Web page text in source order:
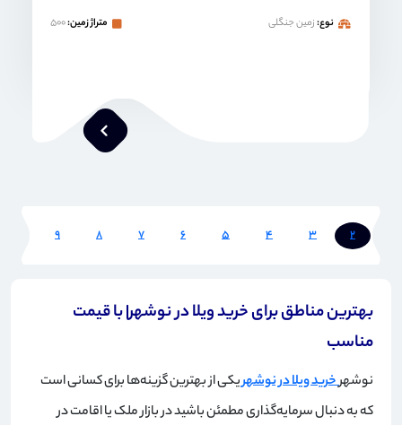
نوع:زمین جنگلی متراژ زمین:۵۰۰
2
3
4
5
6
7
8
9
بهترین مناطق برای خرید ویلا در نوشهر| با قیمت
مناسب
نوشهرخرید ویلا در نوشهریکی از بهترین گزینه‌ها برای کسانی است
که به دنبال سرمایه‌گذاری مطمئن باشید در بازار ملک یا اقامت در